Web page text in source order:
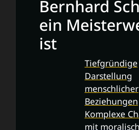
Bernhard
ein
ist
Tiefgründige
Darstellung
menschlicher
Beziehungen
Komplexe
mit